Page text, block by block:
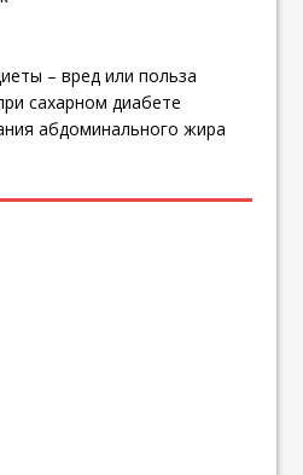
– вред или польза
сахарном диабете
абдоминального жира